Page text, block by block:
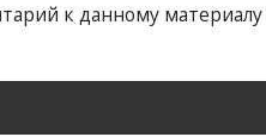
к данному